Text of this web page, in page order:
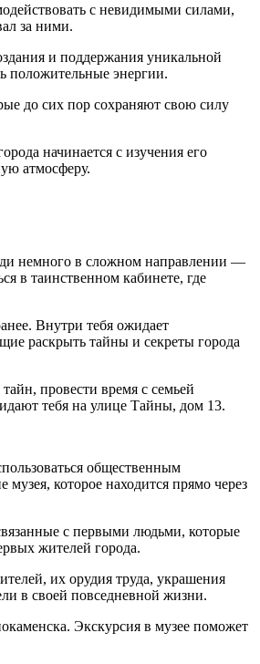
с невидимыми силами,
за ними.
и поддержания уникальной
положительные энергии.
до сих пор сохраняют свою силу
начинается с изучения его
атмосферу.
немного в сложном направлении —
в таинственном кабинете, где
Внутри тебя ожидает
раскрыть тайны и секреты города
провести время с семьей
тебя на улице Тайны, дом 13.
общественным
которое находится прямо через
с первыми людьми, которые
жителей города.
их орудия труда, украшения
в своей повседневной жизни.
Экскурсия в музее поможет